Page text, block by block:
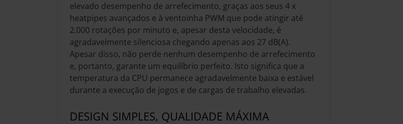
elevado desempenho de arrefecimento, graças aos seus 4 x
heatpipes avançados e à ventoinha PWM que pode atingir até
2.000 rotações por minuto e, apesar desta velocidade, é
agradavelmente silenciosa chegando apenas aos 27 dB(A).
Apesar disso, não perde nenhum desempenho de arrefecimento
e, portanto, garante um equilíbrio perfeito. Isto significa que a
temperatura da CPU permanece agradavelmente baixa e estável
durante a execução de jogos e de cargas de trabalho elevadas.
DESIGN SIMPLES, QUALIDADE MÁXIMA